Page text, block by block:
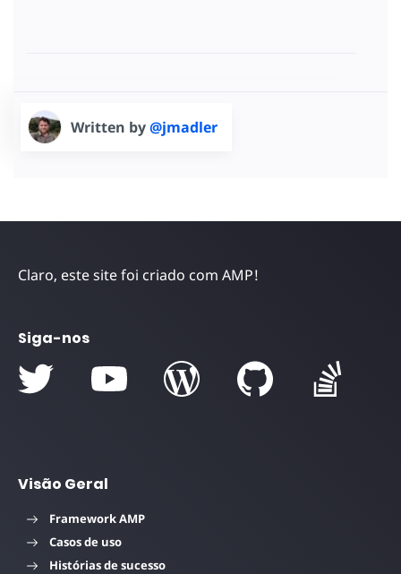
Written by@jmadler
Claro, este site foi criado com AMP!
Siga-nos
Visão Geral
Framework AMP
Casos de uso
Histórias de sucesso